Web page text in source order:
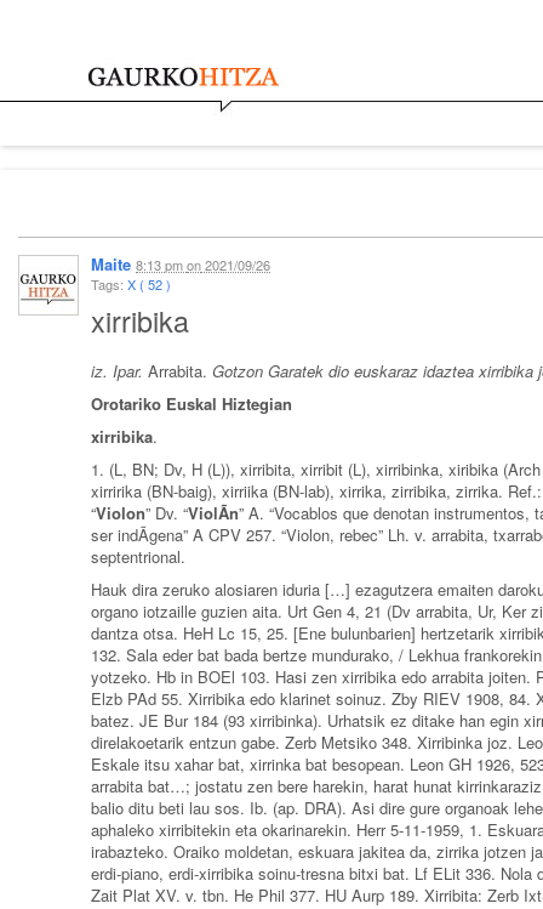
Maite 8:13 pmon2021/09/26
Tags: X ( 52 )
xirribika
iz. Ipar. Arrabita. Gotzon Garatek dio euskaraz idaztea xirribika
Orotariko Euskal Hiztegian
xirribika.
1. (L, BN; Dv, H (L)), xirribita, xirribit (L), xirribinka, xiribika
xirririka (BN-baig), xirriika (BN-lab), xirrika, zirribika, zirrika.
“Violon” Dv. “ViolÃ­n” A. “Vocablos que denotan
ser indÃ­gena” A CPV 257. “Violon, rebec” Lh. v. arrabita,
septentrional.
Hauk dira zeruko alosiaren iduria […] ezagutzera emaiten
organo iotzaille guzien aita. Urt Gen 4, 21 (Dv arrabita, Ur, Ker
dantza otsa. HeH Lc 15, 25. [Ene bulunbarien] hertzetarik
132. Sala eder bat bada bertze mundurako, / Lekhua
yotzeko. Hb in BOEl 103. Hasi zen xirribika edo arrabita joiten.
Elzb PAd 55. Xirribika edo klarinet soinuz. Zby RIEV 1908, 84.
batez. JE Bur 184 (93 xirribinka). Urhatsik ez ditake han egin
direlakoetarik entzun gabe. Zerb Metsiko 348. Xirribinka joz.
Eskale itsu xahar bat, xirrinka bat besopean. Leon GH 1926,
arrabita bat…; jostatu zen bere harekin, harat hunat
balio ditu beti lau sos. Ib. (ap. DRA). Asi dire gure organoak
aphaleko xirribitekin eta okarinarekin. Herr 5-11-1959, 1.
irabazteko. Oraiko moldetan, eskuara jakitea da, zirrika jotzen
erdi-piano, erdi-xirribika soinu-tresna bitxi bat. Lf ELit 336.
Zait Plat XV. v. tbn. He Phil 377. HU Aurp 189. Xirribita: Zerb